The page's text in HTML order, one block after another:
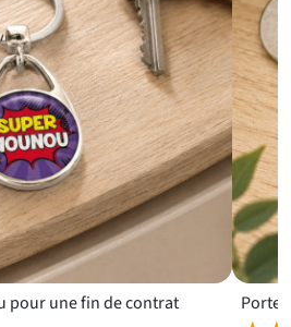
pour une fin de contrat